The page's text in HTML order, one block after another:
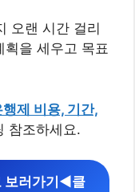
오랜 시간 걸리
획을 세우고 목표
제 비용, 기간,
참조하세요.
보러가기◀︎클